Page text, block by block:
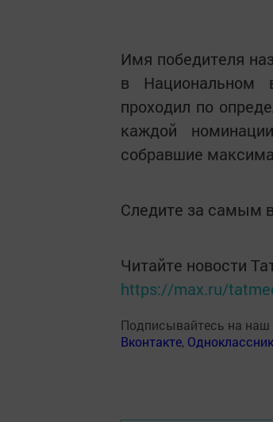
Имя победителя
в Национальном
проходил по
каждой
собравшие
Следите за самым
Читайте новости
https://max.ru/
Подписывайтесь на наш
Вконтакте,